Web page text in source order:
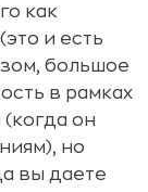
как
и есть
большое
в рамках
он
но
вы даете